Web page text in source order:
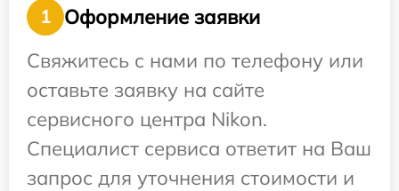
1
Оформление заявки
Свяжитесь с нами по телефону или
оставьте заявку на сайте
сервисного центра Nikon.
Специалист сервиса ответит на Ваш
запрос для уточнения стоимости и